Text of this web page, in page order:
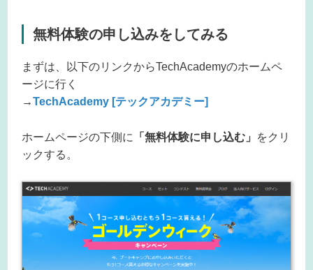
無料体験の申し込みをしてみる
まずは、以下のリンクからTechAcademyのホームペ
ージに行く
→TechAcademy [テックアカデミー]
ホームページの下側に 「無料体験に申し込む」
をクリ
ックする。